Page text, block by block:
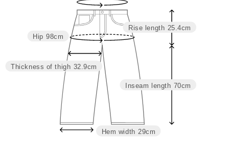
ヒップ わたり
98 32.9
74 104 34.4
Inseam length 70cm
Rise length 25.4cm
Hem width 29cm
Thickness of thigh 32.9cm
Hip 98cm